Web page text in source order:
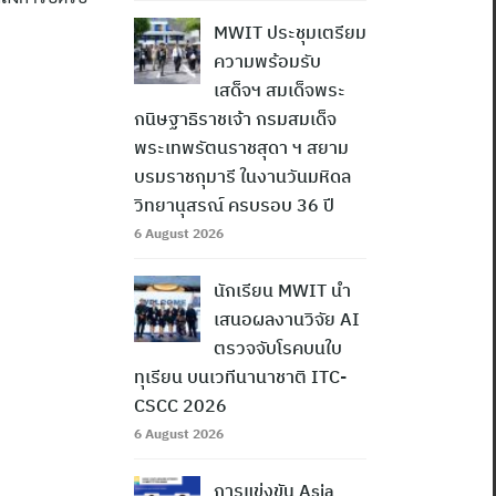
MWIT ประชุมเตรียม
ความพร้อมรับ
เสด็จฯ สมเด็จพระ
กนิษฐาธิราชเจ้า กรมสมเด็จ
พระเทพรัตนราชสุดา ฯ สยาม
บรมราชกุมารี ในงานวันมหิดล
วิทยานุสรณ์ ครบรอบ 36 ปี
6 August 2026
นักเรียน MWIT นำ
เสนอผลงานวิจัย AI
ตรวจจับโรคบนใบ
ทุเรียน บนเวทีนานาชาติ ITC-
CSCC 2026
6 August 2026
การแข่งขัน Asia